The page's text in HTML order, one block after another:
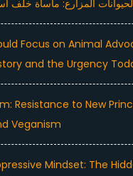
المزارع: مأساة خلف
Focus on Animal
and the Urgency
Resistance to New
Veganism
Mindset: The